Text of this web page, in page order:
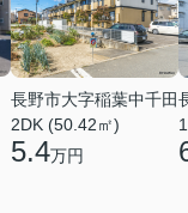
長野市大字稲葉中千田
2DK (50.42㎡)
5.4万円